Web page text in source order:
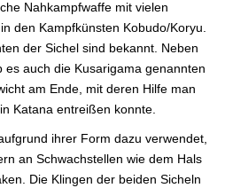
Nahkampfwaffe mit vielen
den Kampfkünsten Kobudo/Koryu.
der Sichel sind bekannt. Neben
auch die Kusarigama genannten
am Ende, mit deren Hilfe man
Katana entreißen konnte.
ihrer Form dazu verwendet,
an Schwachstellen wie dem Hals
Die Klingen der beiden Sicheln